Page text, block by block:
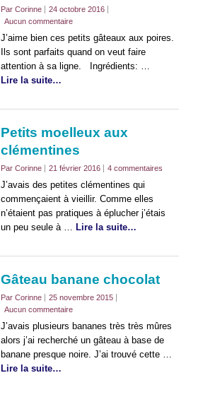
Par Corinne
24 octobre 2016
Aucun commentaire
J’aime bien ces petits gâteaux aux poires.
Ils sont parfaits quand on veut faire
attention à sa ligne. Ingrédients: …
Lire la suite…
Petits moelleux aux
clémentines
Par Corinne 21 février 2016 4 commentaires
J’avais des petites clémentines qui
commençaient à vieillir. Comme elles
n’étaient pas pratiques à éplucher j’étais
un peu seule à … Lire la suite…
Gâteau banane chocolat
Par Corinne
25 novembre 2015
Aucun commentaire
J’avais plusieurs bananes très très mûres
alors j’ai recherché un gâteau à base de
banane presque noire. J’ai trouvé cette …
Lire la suite…